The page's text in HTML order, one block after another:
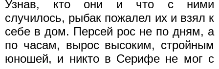
Узнав, кто они и что с ними
случилось, рыбак пожалел их и взял к
себе в дом. Персей рос не по дням, а
по часам, вырос высоким, стройным
юношей, и никто в Серифе не мог с